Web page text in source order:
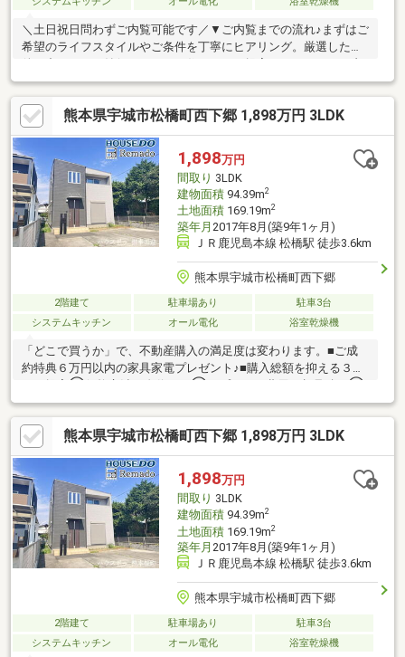
＼土日祝日問わずご内覧可能です／▼ご内覧までの流れ♪まずはご
希望のライフスタイルやご条件を丁寧にヒアリング。厳選した物
覧のスケジュールも、お客様のご都合に合わせて柔軟に調整いた
します。▼資金計画・住宅ローンもワンストップでサポート♪「年
収・資産に応じた最適な借入額を知りたい」「転職後でもローン
は組めるか」などのお悩みに経験豊富な担当者が丁寧にご対応。
安心して次のステージへ進めるよう、的確なアドバイスを行いま
す。自社HPでは、公開以外の物件もご紹介しております。TEL：
096-206-1230
熊本県宇城市松橋町西下郷 1,898万円 3LDK
1,898万円
間取り 3LDK
建物面積94.39m2
土地面積169.19m2
築年月 2017年8月(築9年1ヶ月)
ＪＲ鹿児島本線 松橋駅 徒歩3.6km
熊本県宇城市松橋町西下郷
2階建て 駐車場あり
駐車3台
システムキッチン
オール電化 浴室乾燥機
「どこで買うか」で、不動産購入の満足度は変わります。■ご成
約特典６万円以内の家具家電プレゼント♪■購入総額を抑える３つ
のご提案①価格交渉に自信あり②オプション費用も相見積り③
提携銀行多数で金利を安く＼３００万円以上差がでることも！／
他社様のお見積り後でもご相談歓迎！最安値をお約束します◎■
熊本県全域の内覧ツアー・他社掲載物件もまとめてご案内・全種
別を窓口ひとつで比較・内覧■九州No.1の実績・ハウスドゥ全国
大会2025九州エリア売買件数・売上高１位・Google口コミランキ
ング「熊本県 不動産売買」１位
熊本県宇城市松橋町西下郷 1,898万円 3LDK
1,898万円
間取り 3LDK
建物面積94.39m2
土地面積169.19m2
築年月 2017年8月(築9年1ヶ月)
ＪＲ鹿児島本線 松橋駅 徒歩3.6km
熊本県宇城市松橋町西下郷
2階建て 駐車場あり
駐車3台
システムキッチン
オール電化 浴室乾燥機